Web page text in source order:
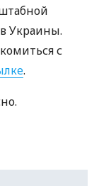
Украины.
с
.